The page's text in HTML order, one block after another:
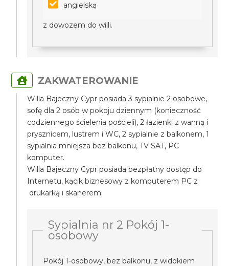
angielską
z dowozem do willi.
ZAKWATEROWANIE
Willa Bajeczny Cypr posiada 3 sypialnie 2 osobowe,
sofę dla 2 osób w pokoju dziennym (konieczność
codziennego ścielenia pościeli), 2 łazienki z wanną i
prysznicem, lustrem i WC, 2 sypialnie z balkonem, 1
sypialnia mniejsza bez balkonu, TV SAT, PC
komputer.
Willa Bajeczny Cypr posiada bezpłatny dostęp do
Internetu, kącik biznesowy z komputerem PC z
drukarką i skanerem.
Sypialnia nr 2 Pokój 1-
osobowy
Pokój 1-osobowy, bez balkonu, z widokiem